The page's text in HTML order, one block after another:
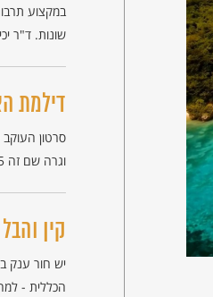
במקצוע
שונות. ד"ר יכין אפשטיין
דילמת
סרטון
וגרה שם זה 65 שנה. מה הם חשים כלפי
קין
יש חור ענק
הכללית -